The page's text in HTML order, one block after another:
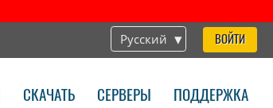
Русский ВОЙТИ
СКАЧАТЬ СЕРВЕРЫ ПОДДЕРЖКА